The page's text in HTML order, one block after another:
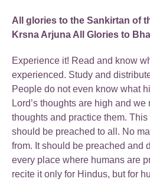
All glories to the Sankirtan of
Krsna Arjuna All Glories to
Experience it! Read and know
experienced. Study and
People do not even know what
Lord’s thoughts are high and
thoughts and practice them. This
should be preached to all. No
from. It should be preached and
every place where humans are
recite it only for Hindus, but for